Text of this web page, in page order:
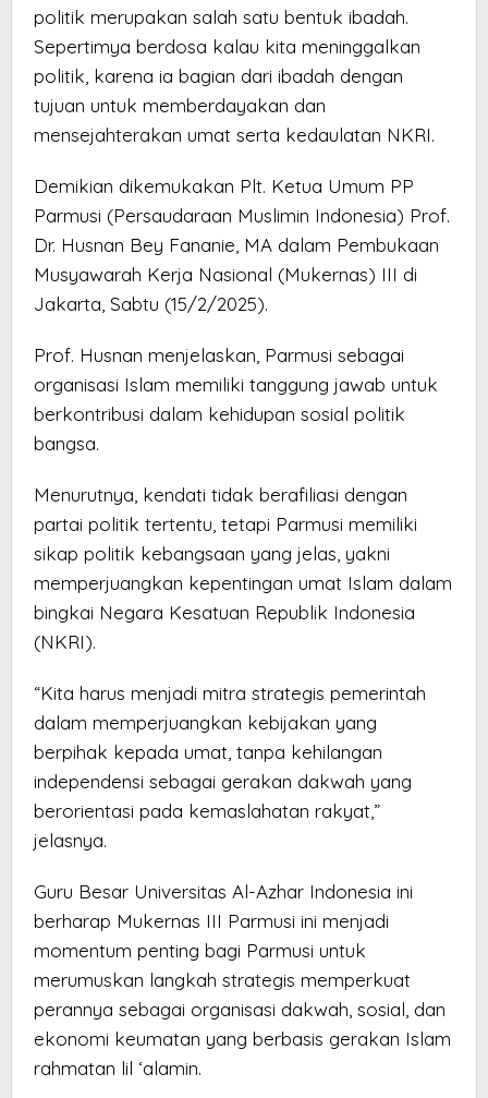
politik merupakan salah satu bentuk ibadah.
Sepertimya berdosa kalau kita meninggalkan
politik, karena ia bagian dari ibadah dengan
tujuan untuk memberdayakan dan
mensejahterakan umat serta kedaulatan NKRI.
Demikian dikemukakan Plt. Ketua Umum PP
Parmusi (Persaudaraan Muslimin Indonesia) Prof.
Dr. Husnan Bey Fananie, MA dalam Pembukaan
Musyawarah Kerja Nasional (Mukernas) III di
Jakarta, Sabtu (15/2/2025).
Prof. Husnan menjelaskan, Parmusi sebagai
organisasi Islam memiliki tanggung jawab untuk
berkontribusi dalam kehidupan sosial politik
bangsa.
Menurutnya, kendati tidak berafiliasi dengan
partai politik tertentu, tetapi Parmusi memiliki
sikap politik kebangsaan yang jelas, yakni
memperjuangkan kepentingan umat Islam dalam
bingkai Negara Kesatuan Republik Indonesia
(NKRI).
“Kita harus menjadi mitra strategis pemerintah
dalam memperjuangkan kebijakan yang
berpihak kepada umat, tanpa kehilangan
independensi sebagai gerakan dakwah yang
berorientasi pada kemaslahatan rakyat,”
jelasnya.
Guru Besar Universitas Al-Azhar Indonesia ini
berharap Mukernas III Parmusi ini menjadi
momentum penting bagi Parmusi untuk
merumuskan langkah strategis memperkuat
perannya sebagai organisasi dakwah, sosial, dan
ekonomi keumatan yang berbasis gerakan Islam
rahmatan lil ‘alamin.